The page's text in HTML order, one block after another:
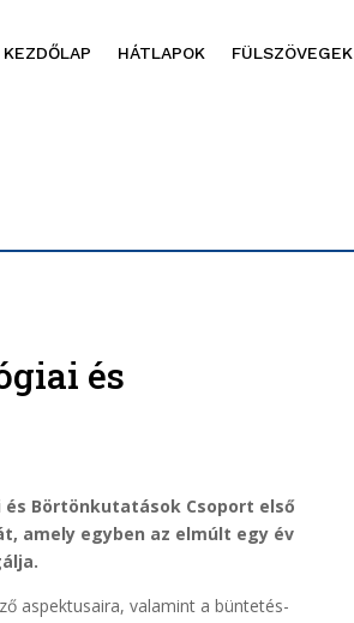
KEZDŐLAP HÁTLAPOK FÜLSZÖVEGEK
és
és Börtönkutatások Csoport első
amely egyben az elmúlt egy év
aspektusaira, valamint a büntetés-